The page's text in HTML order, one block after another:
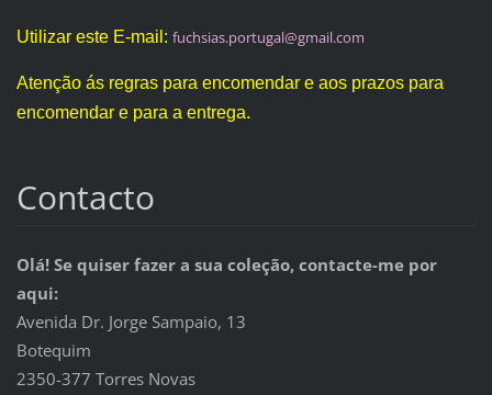
Utilizar este E-mail: fuchsias.portugal@gmail.com
Atenção ás regras para encomendar e aos prazos para
encomendar e para a entrega.
Contacto
Olá! Se quiser fazer a sua coleção, contacte-me por
aqui:
Avenida Dr. Jorge Sampaio, 13
Botequim
2350-377 Torres Novas